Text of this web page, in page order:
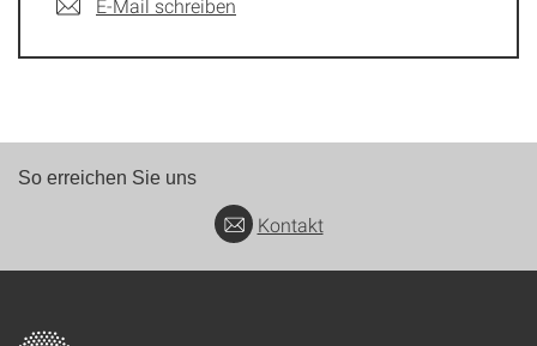
E-Mail schreiben
So erreichen Sie uns
Kontakt